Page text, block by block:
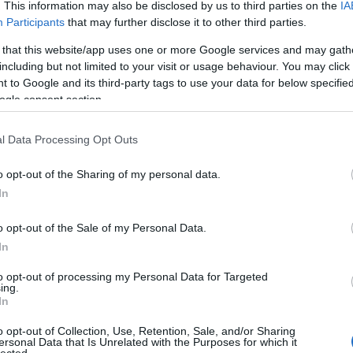
This information may also be disclosed by us to third parties on the
Participants that may further disclose it to other third parties.
that this website/app uses one or more Google services and may
but not limited to your visit or usage behaviour. You may
to Google and its third-party tags to use your data for below
consent section.
Data Processing Opt Outs
opt-out of the Sharing of my personal data.
opt-out of the Sale of my Personal Data.
opt-out of processing my Personal Data for Targeted
opt-out of Collection, Use, Retention, Sale, and/or Sharing
Data that Is Unrelated with the Purposes for which it
film
egyetlen, aki tényleg hiteles. (Plusz nekem ő tetszik a legjobban:P) Tina a
nem ő a vicces, hanem a körülötte történő események sora - neki
melltartós nyitó rész és az, hogy lenyomja Helenát (róla még lesz szó), aki
Christie semmilyen módon nem szolgálja a cselekmény előre juttatását,
akivel lehetetlenség azonosulni. Számomra ő rontotta el a teljes
játszottam, ezér
nem vakít el a rajongás, viszont helyette elvakít a logika. A meghívóknál
és hogyan dobja őket? Christie-é egészen elképesztően gyagya módon
teljesen életidegen; Tináé meg a nyílt tenger közepén, a semmiből bukkan